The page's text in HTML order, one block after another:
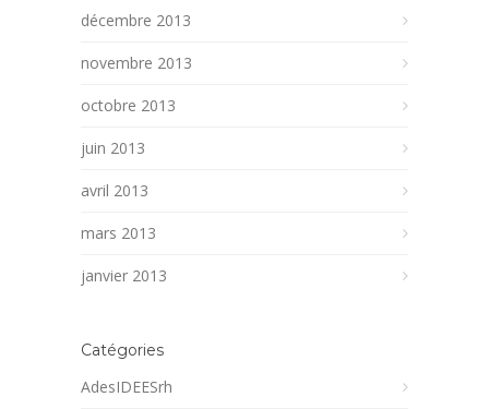
décembre 2013
novembre 2013
octobre 2013
juin 2013
avril 2013
mars 2013
janvier 2013
Catégories
AdesIDEESrh